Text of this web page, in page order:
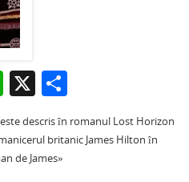
W
at
s
X P
ta
descris în romanul Lost Horizon
britanic James Hilton în
de James»